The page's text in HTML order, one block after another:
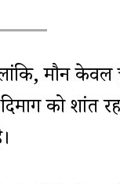
मौन
को शांत